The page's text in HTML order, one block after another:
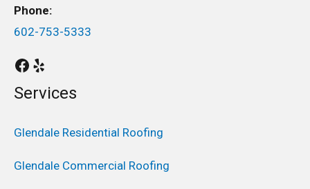
Phone:
602-753-5333
Services
Glendale Residential Roofing
Glendale Commercial Roofing